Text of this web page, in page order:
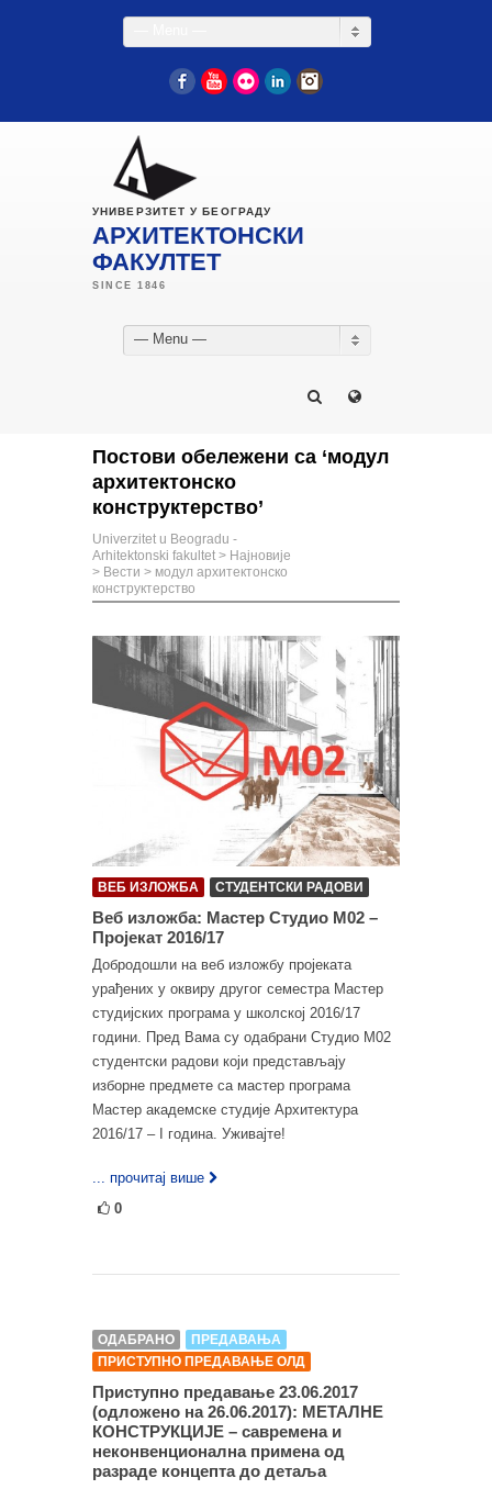
FacebookYouTube
Flickr LinkedIn
УНИВЕРЗИТЕТ У БЕОГРАДУ
АРХИТЕКТОНСКИ
ФАКУЛТЕТ
— Menu —
Постови обележени са ‘модул
архитектонско
конструктерство’
Univerzitet u Beogradu -
Arhitektonski fakultet > Најновије
> Вести > модул архитектонско
конструктерство
ВЕБ ИЗЛОЖБА СТУДЕНТСКИ РАДОВИ
Веб изложба: Мастер Студио М02 –
Пројекат 2016/17
Добродошли на веб изложбу пројеката
урађених у оквиру другог семестра Мастер
студијских програма у школској 2016/17
години. Пред Вама су одабрани Студио М02
студентски радови који представљају
изборне предмете са мастер програма
Мастер академске студије Архитектура
2016/17 – I година. Уживајте!
... прочитај више
0
ОДАБРАНО
ПРЕДАВАЊА
ПРИСТУПНО ПРЕДАВАЊЕ ОЛД
Приступно предавање 23.06.2017
(одложено на 26.06.2017): МЕТАЛНЕ
КОНСТРУКЦИЈЕ – савремена и
неконвенционална примена од
разраде концепта до детаља